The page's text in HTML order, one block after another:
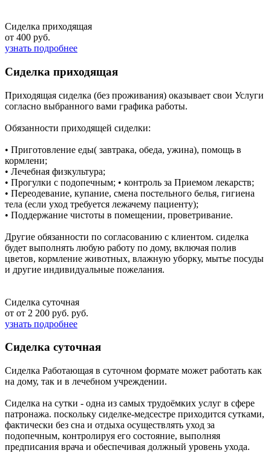
Сиделка приходящая
от 400 руб.
узнать подробнее
Сиделка приходящая
Приходящая сиделка (без проживания) оказывает свои Услуги
согласно выбранного вами графика работы.
Обязанности приходящей сиделки:
• Приготовление еды( завтрака, обеда, ужина), помощь в
кормлени;
• Лечебная физкультура;
• Прогулки с подопечным; • контроль за Приемом лекарств;
• Переодевание, купание, смена постельного белья, гигиена
тела (если уход требуется лежачему пациенту);
• Поддержание чистоты в помещении, проветривание.
Другие обязанности по согласованию с клиентом. сиделка
будет выполнять любую работу по дому, включая полив
цветов, кормление животных, влажную уборку, мытье посуды
и другие индивидуальные пожелания.
Сиделка суточная
от от 2 200 руб. руб.
узнать подробнее
Сиделка суточная
Сиделка Работающая в суточном формате может работать как
на дому, так и в лечебном учреждении.
Сиделка на сутки - одна из самых трудоёмких услуг в сфере
патронажа. поскольку сиделке-медсестре приходится сутками,
фактически без сна и отдыха осуществлять уход за
подопечным, контролируя его состояние, выполняя
предписания врача и обеспечивая должный уровень ухода.